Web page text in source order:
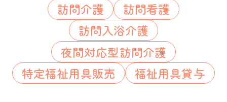
訪問介護
訪問看護
訪問入浴介護
夜間対応型訪問介護
特定福祉用具販売
福祉用具貸与